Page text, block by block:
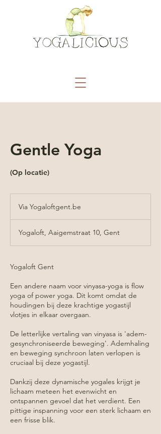
Gentle Yoga
(Op locatie)
Via Yogaloftgent.be
Yogaloft, Aaigemstraat 10, Gent
Yogaloft Gent
Een andere naam voor vinyasa-yoga is flow
yoga of power yoga. Dit komt omdat de
houdingen bij deze krachtige yogastijl
vlotjes in elkaar overgaan.
De letterlijke vertaling van vinyasa is 'adem-
gesynchroniseerde beweging'. Ademhaling
en beweging synchroon laten verlopen is
cruciaal bij deze yogastijl.
Dankzij deze dynamische yogales krijgt je
lichaam meteen het evenwicht en
ontspannen gevoel dat het verdient. Een
pittige inspanning voor een sterk lichaam en
een frisse blik.